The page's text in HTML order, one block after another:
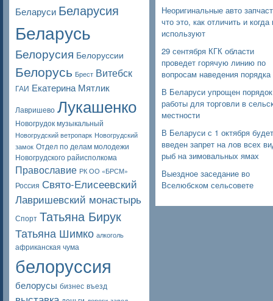
Беларуси Беларусия
Беларусь
Белорусия Белоруссии
Белорусь Брест Витебск
ГАИ Екатерина Мятлик
Лавришево Лукашенко
Новогрудок музыкальный
Новогрудский ветропарк Новогрудский
замок Отдел по делам молодежи
Новогрудского райисполкома
Православие РК ОО «БРСМ»
Россия Свято-Елисеевский
Лавришевский монастырь
Спорт Татьяна Бирук
Татьяна Шимко алкоголь
африканская чума
белоруссия
белорусы бизнес въезд
Неоригинальные авто
что это, как отличить и когда
используют
29 сентября КГК области
проведет горячую линию по
вопросам наведения порядка
В Беларуси упрощен порядок
работы для торговли в
местности
В Беларуси с 1 октября будет
введен запрет на лов всех
рыб на зимовальных ямах
Выездное заседание во
Вселюбском сельсовете